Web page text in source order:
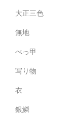
大正三色
無地
べっ甲
写り物
衣
銀鱗